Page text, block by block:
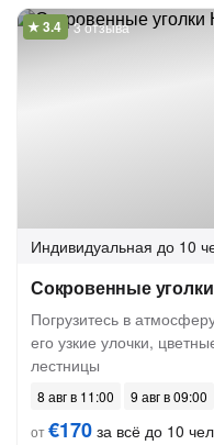
3 отзыва
Индивидуальная до 10
Сокровенные
Погрузитесь в
его узкие улочки,
лестницы
8 авг в 11:00
9 авг в 09:00
от€170 за всё до 10